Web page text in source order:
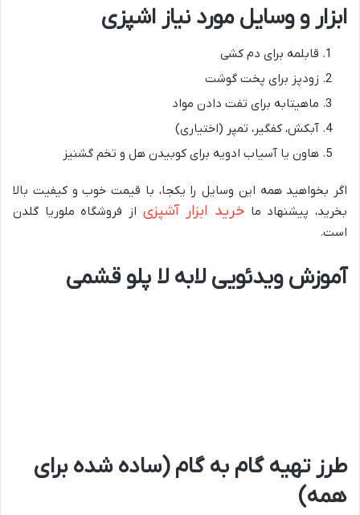
ابزار و وسایل مورد نیاز اشپزی
قابلمه برای دم کشی
زودپز برای پخت گوشت
ماهیتابه برای تفت دادن مواد
آبکش، کفگیر، تمپر (اختیاری)
هاون یا آسیاب ادویه برای کوبیدن هل و تخم گشنیز
اگر بخواهید همه این وسایل را یکجا، با قیمت خوب و کیفیت بالا
بخرید، پیشنهاد ما خرید ابزار آشپزی از فروشگاه ملوریا گلدن
است.
آموزش ویدئویی لابه لا پلو قشمی
طرز تهیه گام به گام (ساده شده برای
همه)